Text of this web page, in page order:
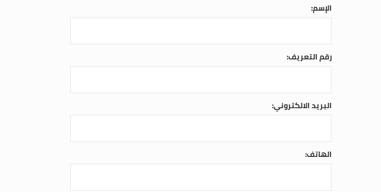
الإسم:
رقم التعريف:
البريد الالكتروني:
الهاتف: